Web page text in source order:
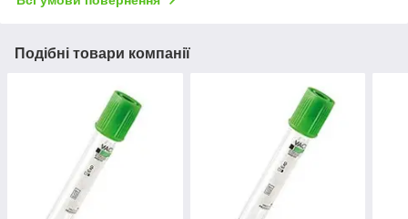
Подібні товари компанії